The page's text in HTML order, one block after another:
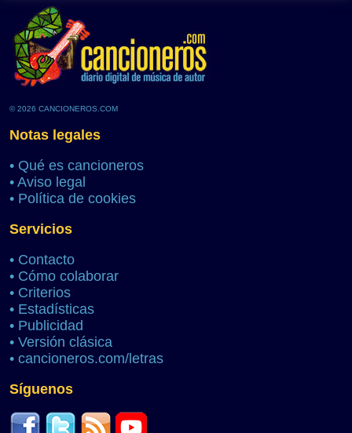
© 2026 CANCIONEROS.COM
Notas legales
• Qué es cancioneros
• Aviso legal
• Política de cookies
Servicios
• Contacto
• Cómo colaborar
• Criterios
• Estadísticas
• Publicidad
• Versión clásica
• cancioneros.com/letras
Síguenos